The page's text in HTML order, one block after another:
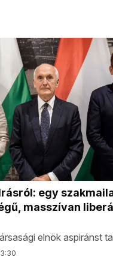
egy
masszívan
elnök aspiránst